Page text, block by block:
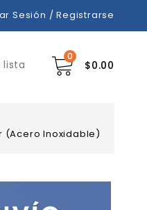
Sesión / Registrarse
0
$0.00
lista
(Acero Inoxidable)